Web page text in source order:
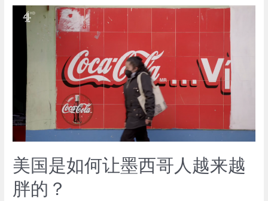
美国是如何让墨西哥人越来越
胖的？